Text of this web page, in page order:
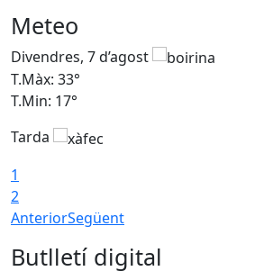
Meteo
Divendres, 7 d’agost
T.Màx: 33°
T.Min: 17°
Tarda
1
2
AnteriorSegüent
Butlletí digital